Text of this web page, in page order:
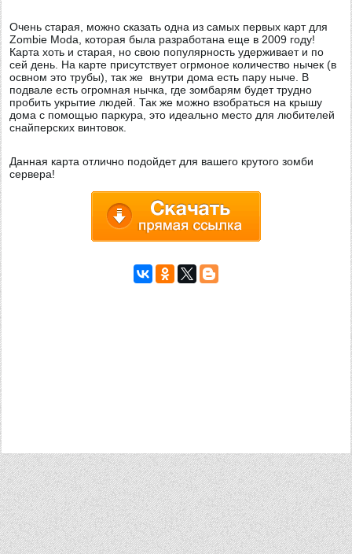
Очень старая, можно сказать одна из самых первых карт для
Zombie Modа, которая была разработана еще в 2009 году!
Карта хоть и старая, но свою популярность удерживает и по
сей день. На карте присутствует огрмоное количество нычек (в
освном это трубы), так же внутри дома есть пару ныче. В
подвале есть огромная нычка, где зомбарям будет трудно
пробить укрытие людей. Так же можно взобраться на крышу
дома с помощью паркура, это идеально место для любителей
снайперских винтовок.
Данная карта отлично подойдет для вашего крутого зомби
сервера!